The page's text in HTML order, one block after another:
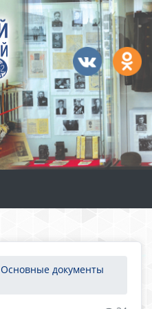
Основные документы